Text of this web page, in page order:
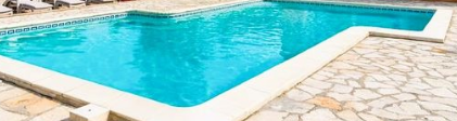
om de omgeving te verkennen